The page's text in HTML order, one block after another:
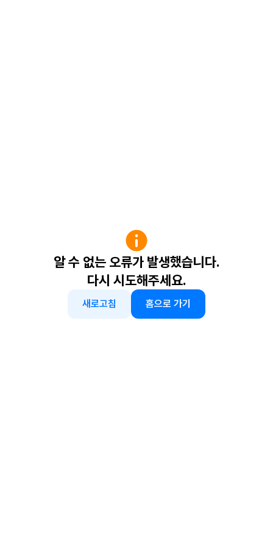
알 수 없는 오류가 발생했습니다.
다시 시도해주세요.
새로고침 홈으로 가기